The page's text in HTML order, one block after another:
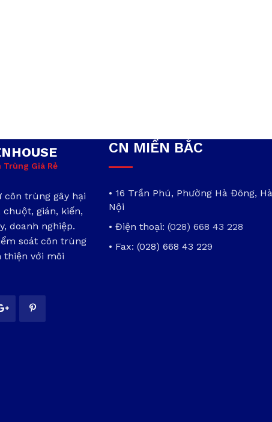
Trùng Giá Rẻ
côn trùng gây hại
gián, kiến,
doanh nghiệp.
soát côn trùng
thiện với môi
CN MIỀN BẮC
• 16 Trần Phú, Phường Hà Đông, Hà
Nội
• Điện thoại: (028) 668 43 228
• Fax: (028) 668 43 229